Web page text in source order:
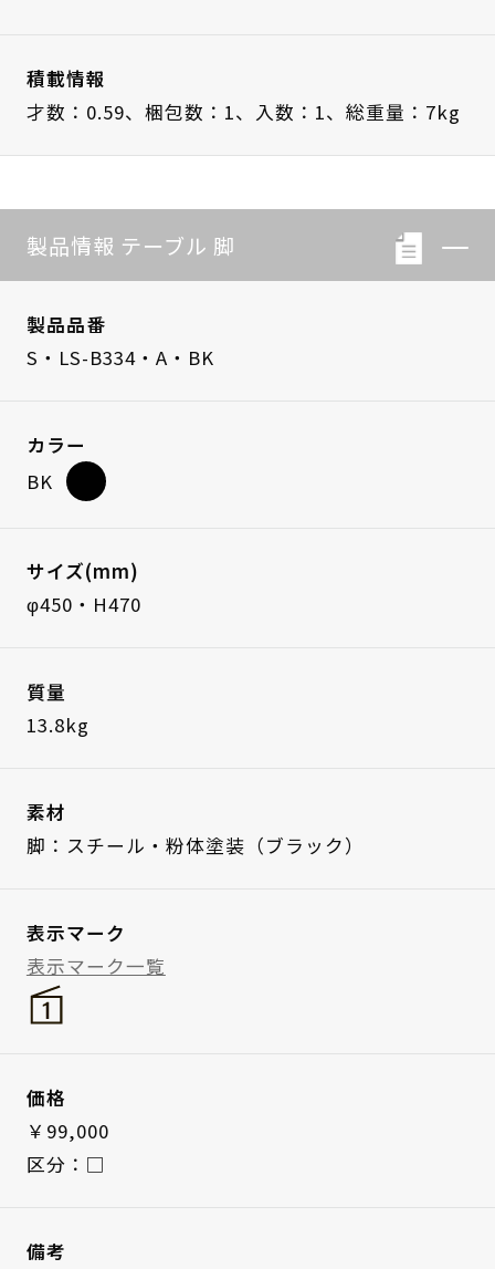
積載情報
才数：0.59、 梱包数：1、 入数：1、 総重量：7kg
製品情報 テーブル 脚
製品品番
S・LS-B334・A・BK
カラー
BK
サイズ(mm)
φ450・H470
質量
13.8kg
素材
脚：スチール・粉体塗装（ブラック）
表示マーク
表示マーク一覧
価格
￥99,000
区分：□
備考